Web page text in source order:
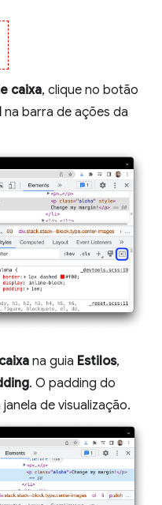
caixa, clique no botão
na barra de ações da
na guia Estilos,
. O padding do
de visualização.